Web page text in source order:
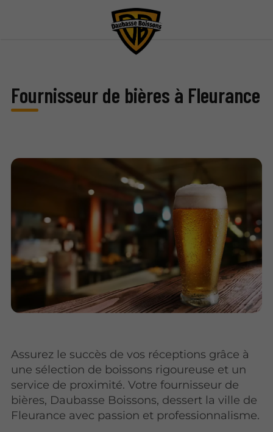
Fournisseur de bières à Fleurance
Assurez le succès de vos réceptions grâce à
une sélection de boissons rigoureuse et un
service de proximité. Votre fournisseur de
bières, Daubasse Boissons, dessert la ville de
Fleurance avec passion et professionnalisme.